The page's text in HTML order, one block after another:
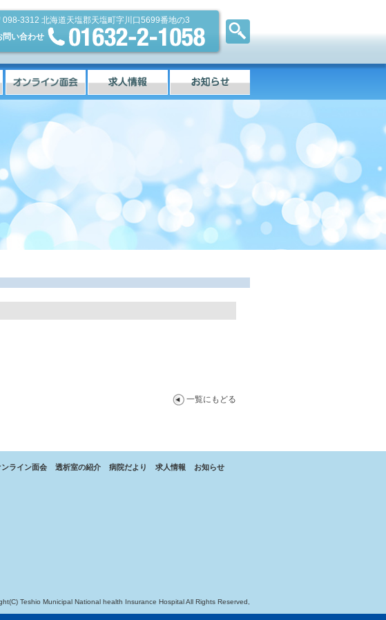
098-3312 北海道天塩郡天塩町字川口5699番地の3
問い合わせ
一覧にもどる
ンライン面会 透析室の紹介 病院だより 求人情報 お知らせ
Teshio Municipal National health Insurance Hospital All Rights Reserved,